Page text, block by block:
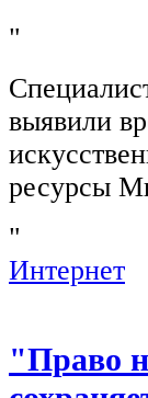
"
выявили
ресурсы
"
Интернет
"Право